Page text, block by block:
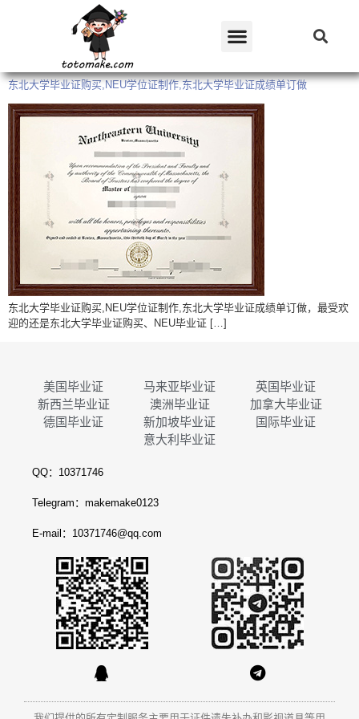
东北大学毕业证购买,NEU学位证制作,东北大学毕业证成绩单订做
东北大学毕业证购买,NEU学位证制作,东北大学毕业证成绩单订做，最受欢
迎的还是东北大学毕业证购买、NEU毕业证 […]
美国毕业证 马来亚毕业证
英国毕业证
新西兰毕业证
澳洲毕业证
加拿大毕业证
德国毕业证
新加坡毕业证
国际毕业证
意大利毕业证
QQ：10371746
Telegram：makemake0123
E-mail：10371746@qq.com